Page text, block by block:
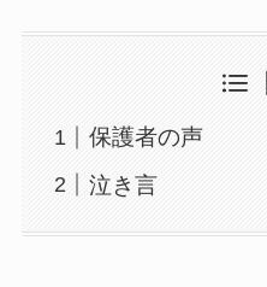
保護者の声
泣き言